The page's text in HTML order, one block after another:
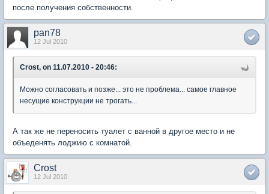
после получения собственности.
pan78
12 Jul 2010
Crost, on 11.07.2010 - 20:46:
Можно согласовать и позже... это не проблема... самое главное
несущие конструкции не трогать...
А так же не переносить туалет с ванной в другое место и не
объеденять лоджию с комнатой.
Crost
12 Jul 2010